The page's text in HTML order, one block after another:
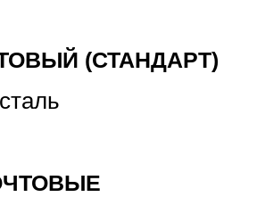
(СТАНДАРТ)
сталь